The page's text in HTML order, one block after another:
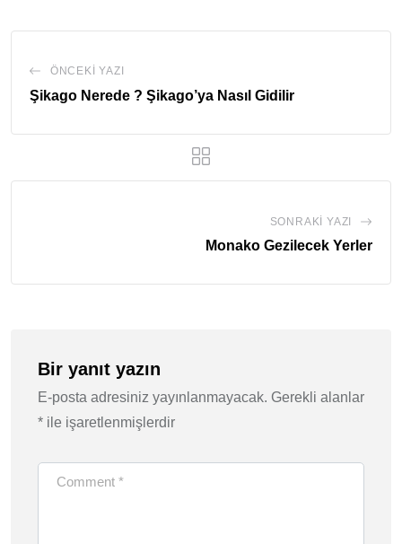
ÖNCEKI YAZI
Şikago Nerede ? Şikago’ya Nasıl Gidilir
SONRAKI YAZI
Monako Gezilecek Yerler
Bir yanıt yazın
E-posta adresiniz yayınlanmayacak. Gerekli alanlar
* ile işaretlenmişlerdir